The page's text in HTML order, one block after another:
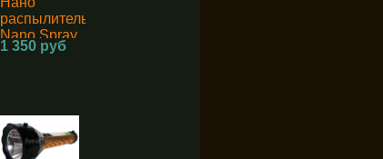
распылитель
Nano Spray
Machine K5
1 350 руб